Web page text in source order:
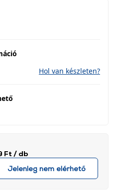
Hol van készleten?
Ft / db
Jelenleg nem elérhető